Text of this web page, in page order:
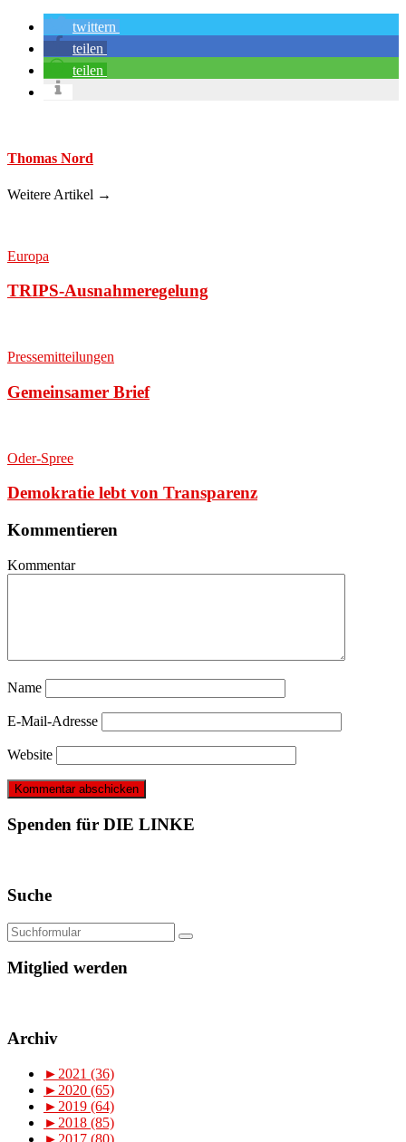
twittern
teilen
teilen
Thomas Nord
Weitere Artikel →
Europa
TRIPS-Ausnahmeregelung
Pressemitteilungen
Gemeinsamer Brief
Oder-Spree
Demokratie lebt von Transparenz
Kommentieren
Kommentar
Name
E-Mail-Adresse
Website
Spenden für DIE LINKE
Suche
Mitglied werden
Archiv
► 2021 (36)
► 2020 (65)
► 2019 (64)
► 2018 (85)
► 2017 (80)